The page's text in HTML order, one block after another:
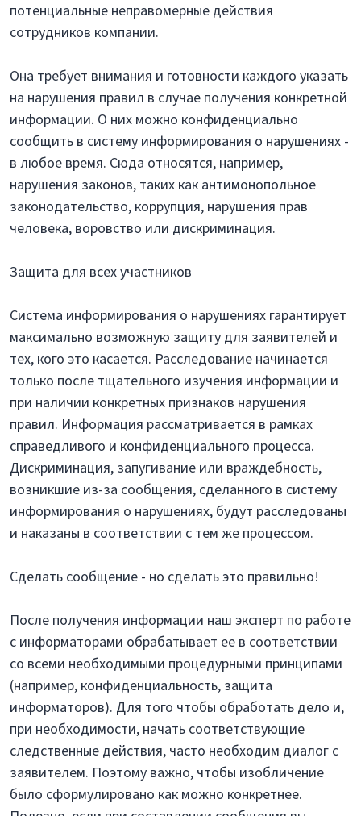
потенциальные неправомерные действия
сотрудников компании.
Она требует внимания и готовности каждого указать
на нарушения правил в случае получения конкретной
информации. О них можно конфиденциально
сообщить в систему информирования о нарушениях -
в любое время. Сюда относятся, например,
нарушения законов, таких как антимонопольное
законодательство, коррупция, нарушения прав
человека, воровство или дискриминация.
Защита для всех участников
Система информирования о нарушениях гарантирует
максимально возможную защиту для заявителей и
тех, кого это касается. Расследование начинается
только после тщательного изучения информации и
при наличии конкретных признаков нарушения
правил. Информация рассматривается в рамках
справедливого и конфиденциального процесса.
Дискриминация, запугивание или враждебность,
возникшие из-за сообщения, сделанного в систему
информирования о нарушениях, будут расследованы
и наказаны в соответствии с тем же процессом.
Сделать сообщение - но сделать это правильно!
После получения информации наш эксперт по работе
с информаторами обрабатывает ее в соответствии
со всеми необходимыми процедурными принципами
(например, конфиденциальность, защита
информаторов). Для того чтобы обработать дело и,
при необходимости, начать соответствующие
следственные действия, часто необходим диалог с
заявителем. Поэтому важно, чтобы изобличение
было сформулировано как можно конкретнее.